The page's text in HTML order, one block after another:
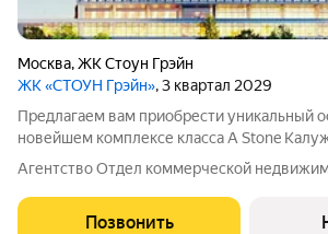
Москва,ЖК Стоун Грэйн
ЖК «СТОУН Грэйн», 3 квартал 2029
Предлагаем вам приобрести уникальный
новейшем комплексе класса A Stone Калужская ваш
мир элитной деловой среды. Stone
собой современный и амбициозный
архитектурой и
Агентство Отдел коммерческой
Позвонить